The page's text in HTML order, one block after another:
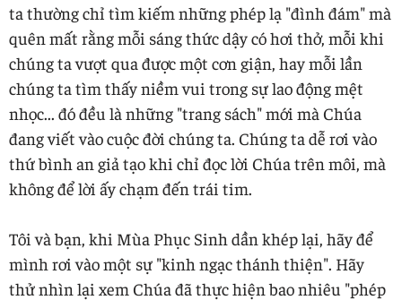
ta thường chỉ tìm kiếm những phép lạ "đình đám" mà
quên mất rằng mỗi sáng thức dậy có hơi thở, mỗi khi
chúng ta vượt qua được một cơn giận, hay mỗi lần
chúng ta tìm thấy niềm vui trong sự lao động mệt
nhọc... đó đều là những "trang sách" mới mà Chúa
đang viết vào cuộc đời chúng ta. Chúng ta dễ rơi vào
thứ bình an giả tạo khi chỉ đọc lời Chúa trên môi, mà
không để lời ấy chạm đến trái tim.
Tôi và bạn, khi Mùa Phục Sinh dần khép lại, hãy để
mình rơi vào một sự "kinh ngạc thánh thiện". Hãy
thử nhìn lại xem Chúa đã thực hiện bao nhiêu "phép